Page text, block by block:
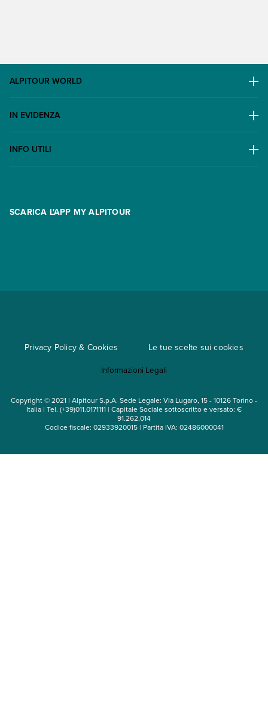
ALPITOUR WORLD
Lavora con noi
Assicurazioni
IN EVIDENZA
INFO UTILI
Condizioni generali di contratto
Mappa del sito
SCARICA L'APP MY ALPITOUR
Privacy Policy & Cookies Le tue scelte sui cookies
Informazioni Legali
Copyright © 2021 | Alpitour S.p.A. Sede Legale: Via Lugaro, 15 - 10126 Torino -
Italia | Tel. (+39)011.0171111 | Capitale Sociale sottoscritto e versato: €
91.262.014
Codice fiscale: 02933920015 | Partita IVA: 02486000041